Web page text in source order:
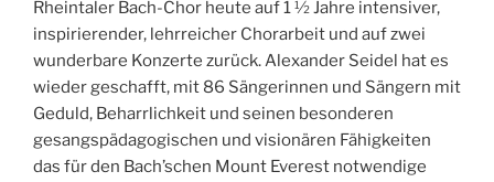
Rheintaler Bach-Chor heute auf 1 ½ Jahre intensiver,
inspirierender, lehrreicher Chorarbeit und auf zwei
wunderbare Konzerte zurück. Alexander Seidel hat es
wieder geschafft, mit 86 Sängerinnen und Sängern mit
Geduld, Beharrlichkeit und seinen besonderen
gesangs­pädagogischen und visionären Fähigkeiten
das für den Bach’schen Mount Everest notwendige